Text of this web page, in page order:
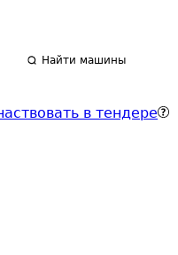
Найти машины
в тендере